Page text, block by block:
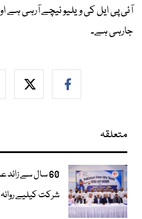
آئی پی ایل کی ویلیو نیچے آرہی ہے
جارہی ہے۔
متعلقہ
60 سال سے
شرکت کیلیے روانہ